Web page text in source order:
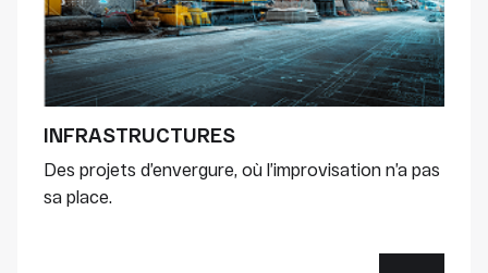
INFRASTRUCTURES
Des projets d’envergure, où l’improvisation n’a pas
sa place.